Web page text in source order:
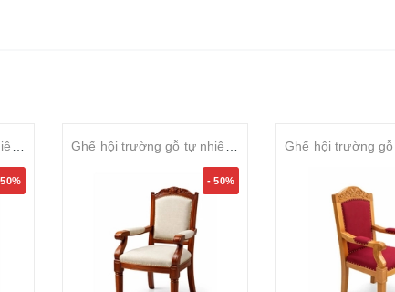
Ghế hội trường gỗ tự nhiên sơn PU bọc nỉ cao cấp SVGHT025 Ghế hội trường gỗ tự nhiên sơn PU bọc nỉ cao cấp SVGHT024
- 50%